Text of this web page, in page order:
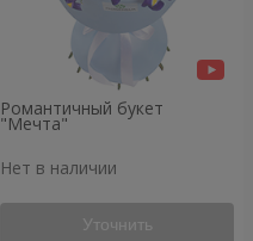
Романтичный букет
"Мечта"
Нет в наличии
Уточнить